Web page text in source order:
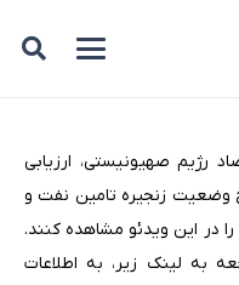
رژیم صهیونیستی، ارزیابی
وضعیت زنجیره تامین نفت و
در این ویدئو مشاهده کنند.
به لینک زیر، به اطلاعات